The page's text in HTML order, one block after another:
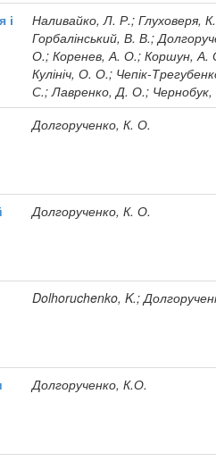
і
Наливайко, Л. Р.; Глуховеря,
Горбалінський, В. В.;
О.; Коренев, А. О.; Коршун, А.
Кулініч, О. О.; Чепік-
С.; Лавренко, Д. О.; Чернобук,
Долгорученко, К. О.
Долгорученко, К. О.
Dolhoruchenko, K.;
Долгорученко, К.О.